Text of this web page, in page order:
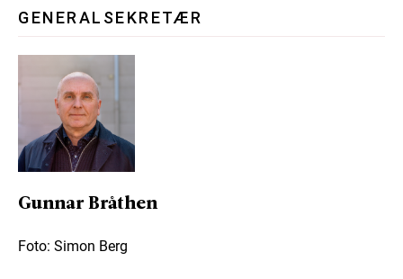
GENERALSEKRETÆR
Gunnar Bråthen
Foto: Simon Berg